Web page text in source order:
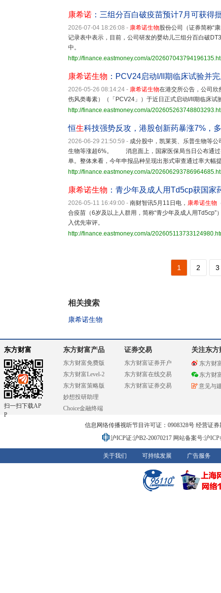
康希诺 ：三组分百白破疫苗预计7月可获得
2026-07-04 18:26:08 - 康希诺生物股份公司（证券简称“
记录表中表示，目前，公司研发的婴幼儿三组分百白破
中。
http://finance.eastmoney.com/a/
康希诺生物 ：PCV24启动I/II期临床试验并
2026-05-26 08:14:24 - 康希诺生物在港交所公告，公司
伤风类毒素）（「PCV24」）于近日正式启动I/II期临床试
http://finance.eastmoney.com/a/
恒生科技强势反攻，港股创新药暴涨7%，
2026-06-29 21:50:59 - 成分股中，凯莱英、乐普生物等
生物等涨超6%。 消息面上，国家医保局当日公布通过
单。整体来看，今年申报品种呈现出形式审查通过率大幅
http://finance.eastmoney.com/a/
康希诺生物 ：青少年及成人用Td5cp获国家
2026-05-11 16:49:00 - 南财智讯5月11日电， 康希诺生物
合疫苗（6岁及以上人群用，简称“青少年及成人用
入优先审评。
http://finance.eastmoney.com/a/
1 2 3
相关搜索
康希诺生物
东方财富
扫一扫下载AP
P
东方财富产品
东方财富免费版
东方财富Level-2
东方财富策略版
妙想投研助理
Choice金融终端
证券交易
东方财富证券开户
东方财富在线交易
东方财富证券交易
关注东方
东方财
东方财
意见与
信息网络传播视听节目许可证：0908328号 经营证
沪ICP证:沪B2-20070217 网站备案号:沪
关于我们 可持续发展 广告服务